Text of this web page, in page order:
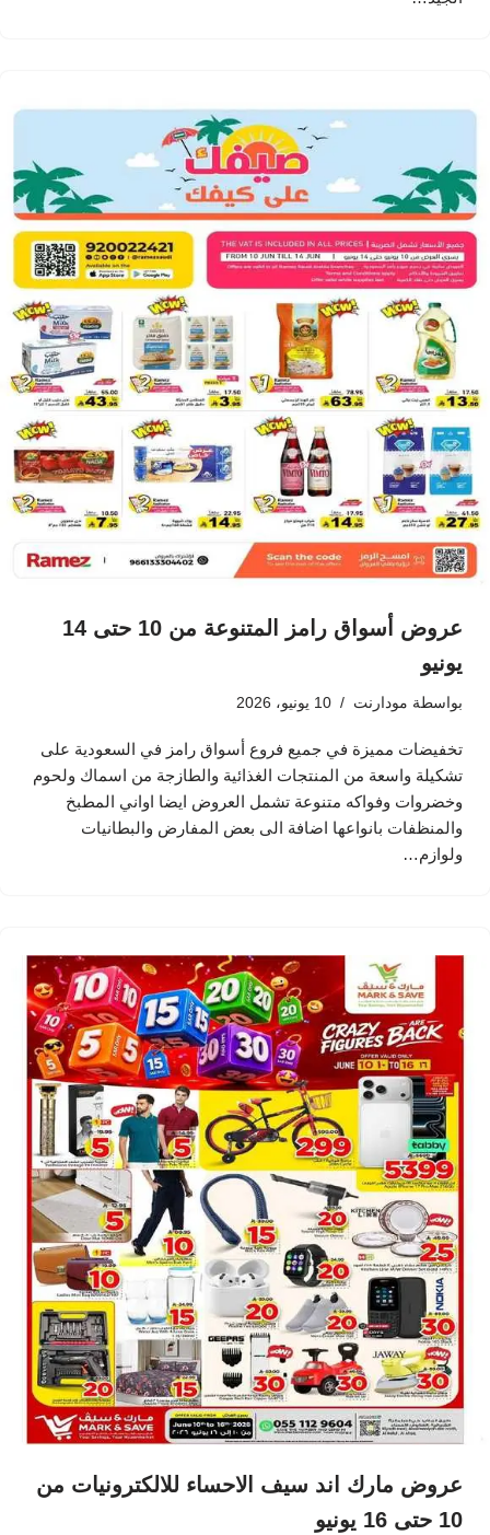
عروض أسواق رامز المتنوعة من 10 حتى 14
يونيو
بواسطة مودارنت 10 يونيو، 2026
تخفيضات مميزة في جميع فروع أسواق رامز في السعودية على
تشكيلة واسعة من المنتجات الغذائية والطازجة من اسماك ولحوم
وخضروات وفواكه متنوعة تشمل العروض ايضا اواني المطبخ
والمنظفات بانواعها اضافة الى بعض المفارض والبطانيات
ولوازم…
عروض مارك اند سيف الاحساء للالكترونيات من
10 حتى 16 يونيو